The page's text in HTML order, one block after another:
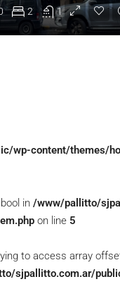
2 1
wp-content/themes/
in /www/pallitto/
on line 5
to access array
sjpallitto.com.ar/